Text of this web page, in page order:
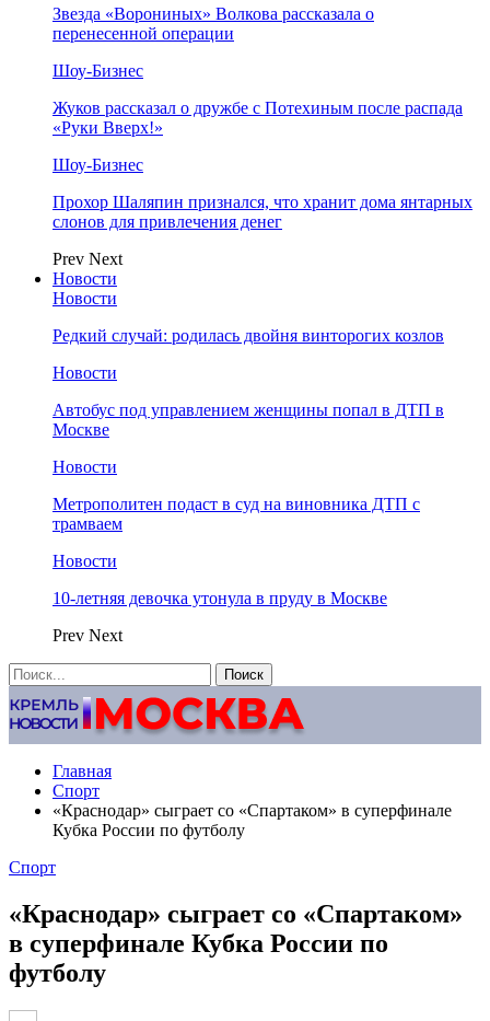
Звезда «Ворониных» Волкова рассказала о
перенесенной операции
Шоу-Бизнес
Жуков рассказал о дружбе с Потехиным после распада
«Руки Вверх!»
Шоу-Бизнес
Прохор Шаляпин признался, что хранит дома янтарных
слонов для привлечения денег
Prev Next
Новости
Новости
Редкий случай: родилась двойня винторогих козлов
Новости
Автобус под управлением женщины попал в ДТП в
Москве
Новости
Метрополитен подаст в суд на виновника ДТП с
трамваем
Новости
10-летняя девочка утонула в пруду в Москве
Prev Next
Главная
Спорт
«Краснодар» сыграет со «Спартаком» в суперфинале
Кубка России по футболу
Спорт
«Краснодар» сыграет со «Спартаком»
в суперфинале Кубка России по
футболу